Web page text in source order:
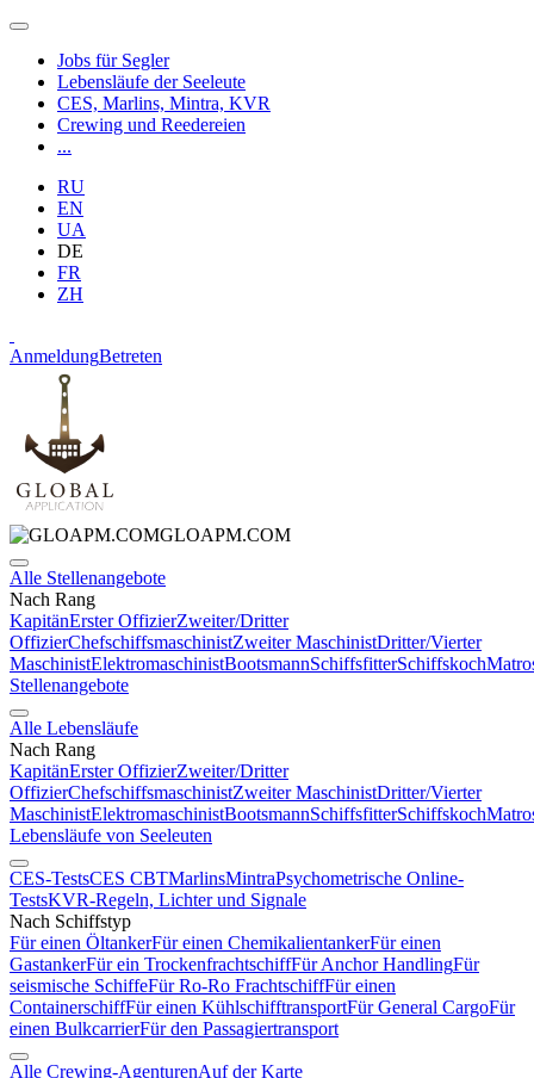
Jobs für Segler
Lebensläufe der Seeleute
CES, Marlins, Mintra, KVR
Crewing und Reedereien
...
RU
EN
UA
DE
FR
ZH
AnmeldungBetreten
GLOAPM.COM
Alle Stellenangebote
Nach Rang
KapitänErster OffizierZweiter/Dritter
OffizierChefschiffsmaschinistZweiter MaschinistDritter/Vierter
MaschinistElektromaschinistBootsmannSchiffsfitterSchiffskoch
Stellenangebote
Alle Lebensläufe
Nach Rang
KapitänErster OffizierZweiter/Dritter
OffizierChefschiffsmaschinistZweiter MaschinistDritter/Vierter
MaschinistElektromaschinistBootsmannSchiffsfitterSchiffskoch
Lebensläufe von Seeleuten
CES-TestsCES CBTMarlinsMintraPsychometrische Online-
TestsKVR-Regeln, Lichter und Signale
Nach Schiffstyp
Für einen ÖltankerFür einen ChemikalientankerFür einen
GastankerFür ein TrockenfrachtschiffFür Anchor HandlingFür
seismische SchiffeFür Ro-Ro FrachtschiffFür einen
ContainerschiffFür einen KühlschifftransportFür General CargoFür
einen BulkcarrierFür den Passagiertransport
Alle Crewing-AgenturenAuf der Karte